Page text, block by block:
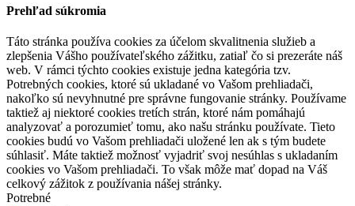
Prehľad súkromia
Táto stránka používa cookies za účelom skvalitnenia služieb a
zlepšenia Vášho používateľského zážitku, zatiaľ čo si prezeráte náš
web. V rámci týchto cookies existuje jedna kategória tzv.
Potrebných cookies, ktoré sú ukladané vo Vašom prehliadači,
nakoľko sú nevyhnutné pre správne fungovanie stránky. Používame
taktiež aj niektoré cookies tretích strán, ktoré nám pomáhajú
analyzovať a porozumieť tomu, ako našu stránku používate. Tieto
cookies budú vo Vašom prehliadači uložené len ak s tým budete
súhlasiť. Máte taktiež možnosť vyjadriť svoj nesúhlas s ukladaním
cookies vo Vašom prehliadači. To však môže mať dopad na Váš
celkový zážitok z používania nášej stránky.
Potrebné